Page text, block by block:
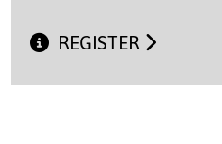
REGISTER